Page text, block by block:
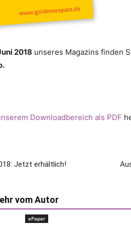
2018 unseres Magazins finden
Downloadbereich als PDF
Jetzt erhältlich!
vom Autor
ePaper